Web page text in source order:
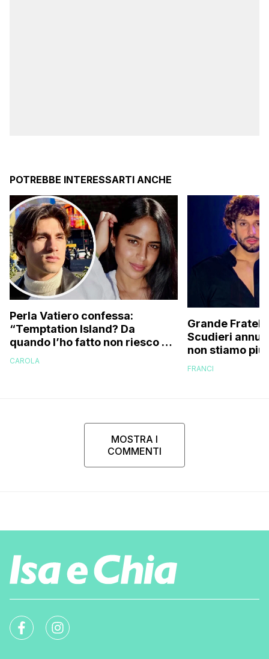
POTREBBE INTERESSARTI ANCHE
Perla Vatiero confessa:
“Temptation Island? Da
quando l’ho fatto non riesco più
a guardarlo perché…”
CAROLA
Grande
Scudieri
non stiamo
cose non
FRANCI
MOSTRA I
COMMENTI